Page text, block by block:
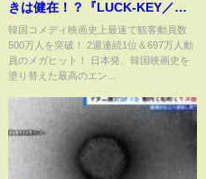
きは健在！？『LUCK-KEY／ラ
ッキー』特別映像②
韓国コメディ映画史上最速で観客動員数
500万人を突破！ 2週連続1位＆697万人動
員のメガヒット！ 日本発、韓国映画史を
塗り替えた最高のエン...